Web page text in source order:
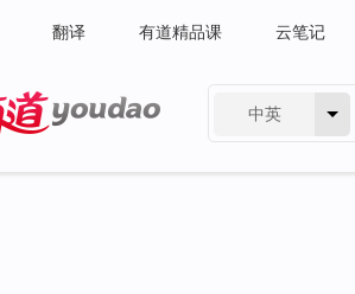
翻译 有道精品课 云笔记
中英